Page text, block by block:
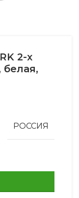
2-х
белая,
РОССИЯ